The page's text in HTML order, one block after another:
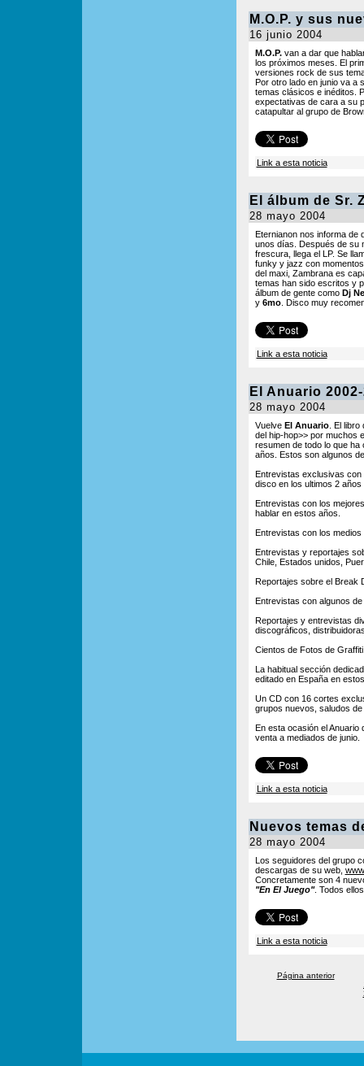
M.O.P. y sus
16 junio 2004
M.O.P.van a dar que
los próximos meses. El
versiones rock de sus
Por otro lado en junio va a
temas clásicos e inéditos.
expectativas de cara a su
catapultar al grupo de
Link a esta noticia
El álbum de Sr.
28 mayo 2004
Eternianon nos informa de
unos días. Después de su
frescura, llega el LP. Se
funky y jazz con
del maxi, Zambrana es
temas han sido escritos y
álbum de gente como Dj
y 6mo. Disco muy
Link a esta noticia
El Anuario
28 mayo 2004
Vuelve El Anuario. El libro
del hip-hop>> por muchos
resumen de todo lo que ha
años. Estos son algunos
Entrevistas exclusivas con
disco en los ultimos 2 años
Entrevistas con los
hablar en estos años.
Entrevistas con los
Entrevistas y reportajes
Chile, Estados unidos,
Reportajes sobre el Break
Entrevistas con algunos
Reportajes y entrevistas
discográficos,
Cientos de Fotos de Graffiti
La habitual sección
editado en España en
Un CD con 16 cortes
grupos nuevos, saludos
En esta ocasión el Anuario
venta a mediados de junio.
Link a esta noticia
Nuevos temas
28 mayo 2004
Los seguidores del grupo
descargas de su web,
Concretamente son 4
"En El Juego". Todos
Link a esta noticia
Página anterior